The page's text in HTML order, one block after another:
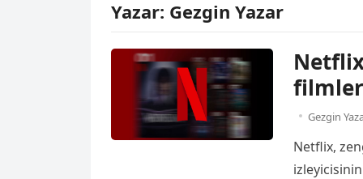
Yazar: Gezgin Yazar
Gezgin
Netflix,